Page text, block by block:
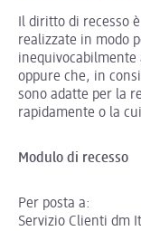
Il diritto di recesso
realizzate in modo
inequivocabilmente
oppure che, in
sono adatte per la
rapidamente o la
Modulo di recesso
Per posta a:
Servizio Clienti dm